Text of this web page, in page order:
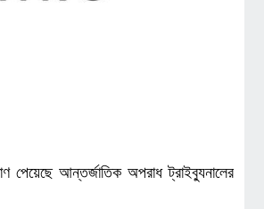
পেয়েছে আন্তর্জাতিক অপরাধ ট্রাইব্যুনালের